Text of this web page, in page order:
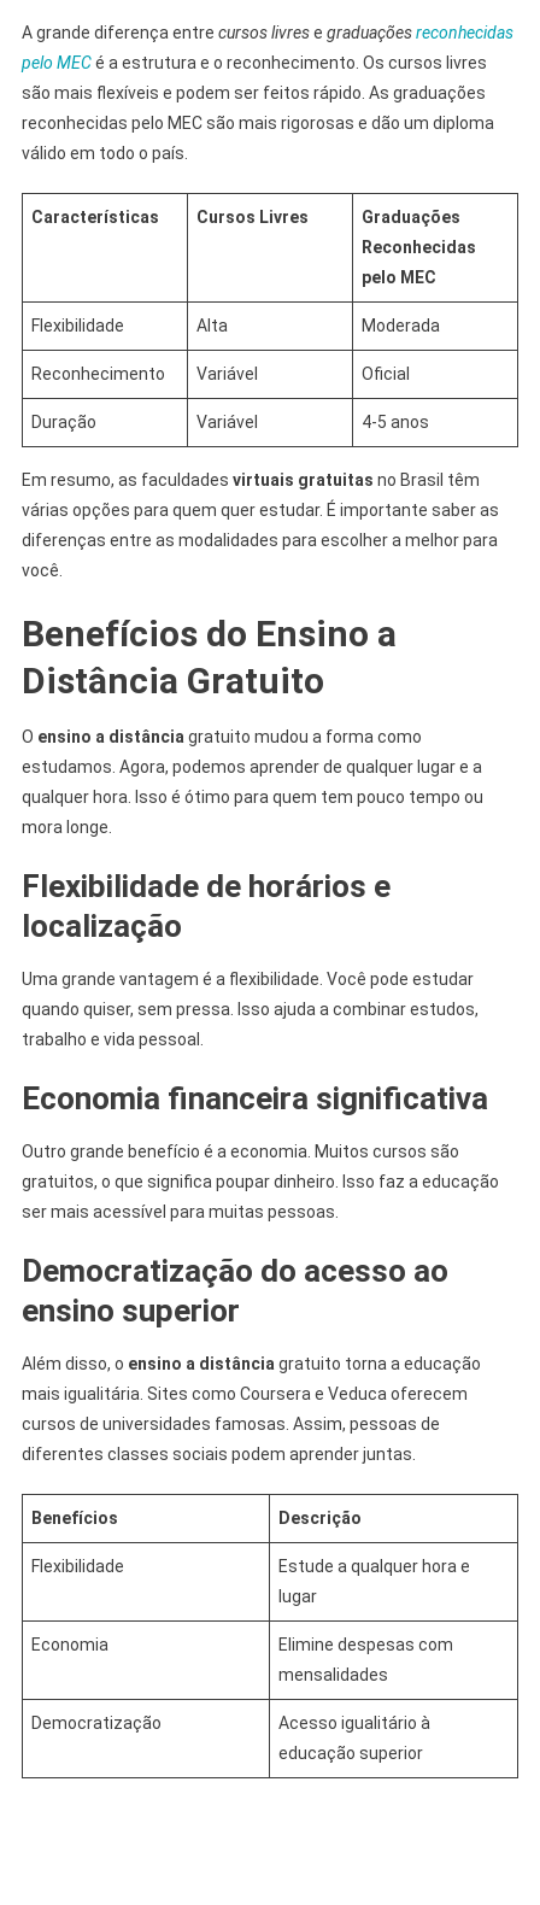
A grande diferença entre cursos livrese graduaçõesreconhecidas
pelo MECé a estrutura e o reconhecimento. Os cursos livres
são mais flexíveis e podem ser feitos rápido. As graduações
reconhecidas pelo MEC são mais rigorosas e dão um diploma
válido em todo o país.
Características Cursos Livres
Graduações
Reconhecidas
pelo MEC
Flexibilidade Alta Moderada
Reconhecimento Variável Oficial
Duração Variável 4-5 anos
Em resumo, as faculdades virtuais gratuitas no Brasil têm
várias opções para quem quer estudar. É importante saber as
diferenças entre as modalidades para escolher a melhor para
você.
Benefícios do Ensino a
Distância Gratuito
O ensino a distânciagratuito mudou a forma como
estudamos. Agora, podemos aprender de qualquer lugar e a
qualquer hora. Isso é ótimo para quem tem pouco tempo ou
mora longe.
Flexibilidade de horários e
localização
Uma grande vantagem é a flexibilidade. Você pode estudar
quando quiser, sem pressa. Isso ajuda a combinar estudos,
trabalho e vida pessoal.
Economia financeira significativa
Outro grande benefício é a economia. Muitos cursos são
gratuitos, o que significa poupar dinheiro. Isso faz a educação
ser mais acessível para muitas pessoas.
Democratização do acesso ao
ensino superior
Além disso, o ensino a distânciagratuito torna a educação
mais igualitária. Sites como Coursera e Veduca oferecem
cursos de universidades famosas. Assim, pessoas de
diferentes classes sociais podem aprender juntas.
Benefícios Descrição
Flexibilidade
Estude a qualquer hora e
lugar
Economia
Elimine despesas com
mensalidades
Democratização
Acesso igualitário à
educação superior